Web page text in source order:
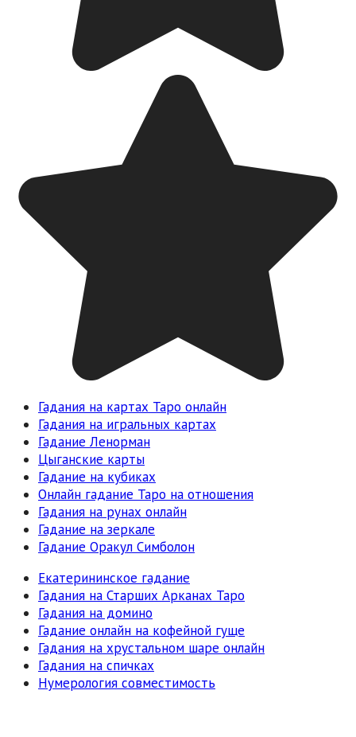
Гадания на картах Таро онлайн
Гадания на игральных картах
Гадание Ленорман
Цыганские карты
Гадание на кубиках
Онлайн гадание Таро на отношения
Гадания на рунах онлайн
Гадание на зеркале
Гадание Оракул Симболон
Екатерининское гадание
Гадания на Старших Арканах Таро
Гадания на домино
Гадание онлайн на кофейной гуще
Гадания на хрустальном шаре онлайн
Гадания на спичках
Нумерология совместимость